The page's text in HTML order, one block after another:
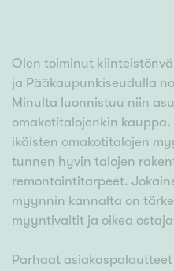
Olen toiminut
ja Pääkaupunkiseudulla
Minulta luonnistuu niin
omakotitalojenkin
ikäisten omakotitalojen
tunnen hyvin talojen
remontointitarpeet.
myynnin kannalta on
myyntivaltit ja oikea
Parhaat